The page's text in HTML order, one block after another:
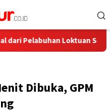
Loktuan Selama Juli
Dibuka, GPM